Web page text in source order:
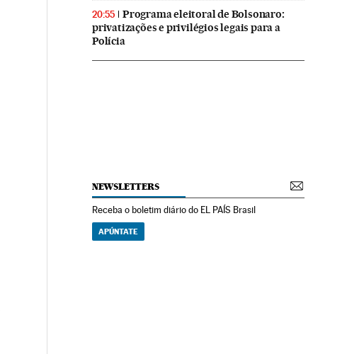
20:55
Programa eleitoral de Bolsonaro:
privatizações e privilégios legais para a
Polícia
NEWSLETTERS
Receba o boletim diário do EL PAÍS Brasil
APÚNTATE